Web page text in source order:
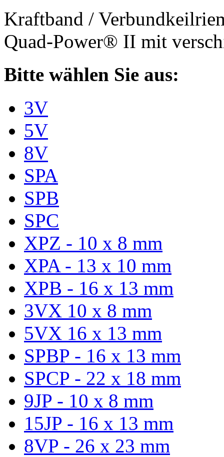
Kraftband /
Quad-Power® II mit
Bitte wählen Sie aus:
3V
5V
8V
SPA
SPB
SPC
XPZ - 10 x 8 mm
XPA - 13 x 10 mm
XPB - 16 x 13 mm
3VX 10 x 8 mm
5VX 16 x 13 mm
SPBP - 16 x 13 mm
SPCP - 22 x 18 mm
9JP - 10 x 8 mm
15JP - 16 x 13 mm
8VP - 26 x 23 mm